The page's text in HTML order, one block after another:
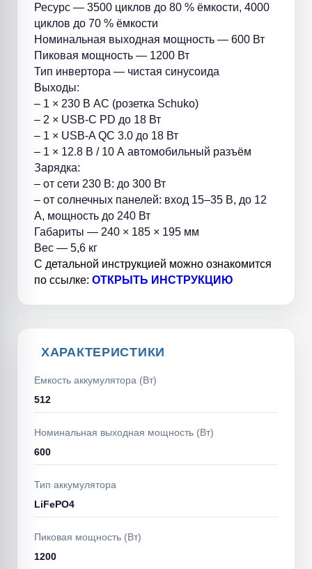
Ресурс — 3500 циклов до 80 % ёмкости, 4000
циклов до 70 % ёмкости
Номинальная выходная мощность — 600 Вт
Пиковая мощность — 1200 Вт
Тип инвертора — чистая синусоида
Выходы:
– 1 × 230 В AC (розетка Schuko)
– 2 × USB-C PD до 18 Вт
– 1 × USB-A QC 3.0 до 18 Вт
– 1 × 12.8 В / 10 А автомобильный разъём
Зарядка:
– от сети 230 В: до 300 Вт
– от солнечных панелей: вход 15–35 В, до 12
А, мощность до 240 Вт
Габариты — 240 × 185 × 195 мм
Вес — 5,6 кг
С детальной инструкцией можно ознакомится
по ссылке: ОТКРЫТЬ ИНСТРУКЦИЮ
ХАРАКТЕРИСТИКИ
Емкость аккумулятора (Вт)
512
Номинальная выходная мощность (Вт)
600
Тип аккумулятора
LiFePO4
Пиковая мощность (Вт)
1200